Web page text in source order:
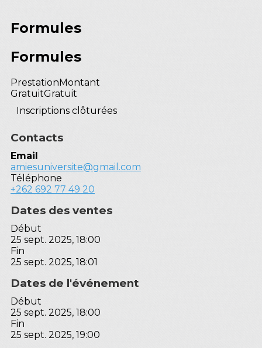
Formules
Formules
PrestationMontant
GratuitGratuit
Inscriptions clôturées
Contacts
Email
amiesuniversite@gmail.com
Téléphone
+262 692 77 49 20
Dates des ventes
Début
25 sept. 2025, 18:00
Fin
25 sept. 2025, 18:01
Dates de l'événement
Début
25 sept. 2025, 18:00
Fin
25 sept. 2025, 19:00